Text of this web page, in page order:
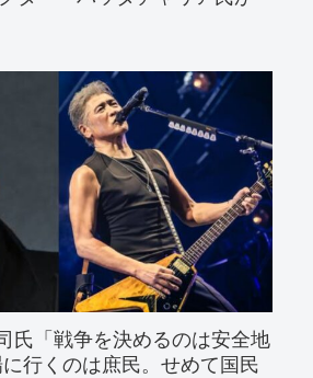
氏「戦争を決めるのは安全地
行くのは庶民。せめて国民